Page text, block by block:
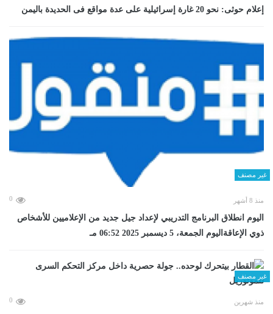
إعلام حوثى: نحو 20 غارة إسرائيلية على عدة مواقع فى الحديدة باليمن
غير مصنف
منذ 8 أشهر 0
اليوم انطلاق البرنامج التدريبي لإعداد جيل جديد من الإعلاميين للأشخاص
ذوي الإعاقةاليوم الجمعة، 5 ديسمبر 2025 06:52 مـ
غير مصنف
منذ شهرين 0